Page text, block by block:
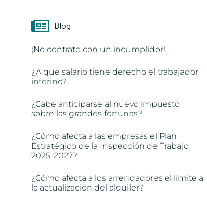
Blog
¡No contrate con un incumplidor!
¿A qué salario tiene derecho el trabajador
interino?
¿Cabe anticiparse al nuevo impuesto
sobre las grandes fortunas?
¿Cómo afecta a las empresas el Plan
Estratégico de la Inspección de Trabajo
2025-2027?
¿Cómo afecta a los arrendadores el límite a
la actualización del alquiler?